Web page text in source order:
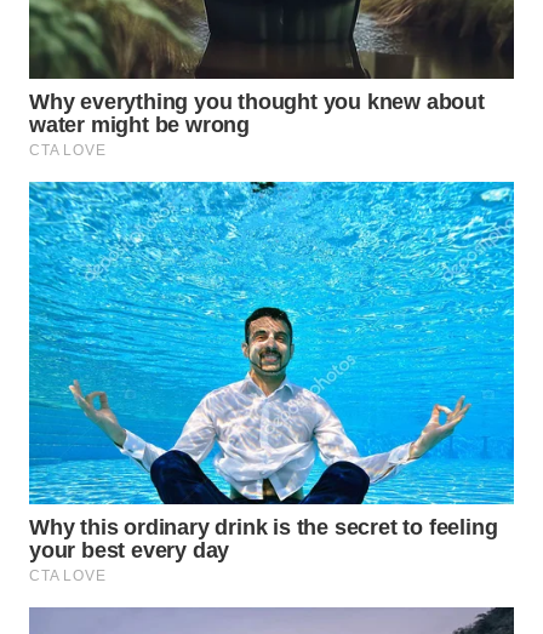
SUMEDANG
WN
CIANJUR
KEPULAUAN
SERIBU
WN
TANGERANG
WN
BINJAI
WN
CIREBON
WN
INDRAMAYU